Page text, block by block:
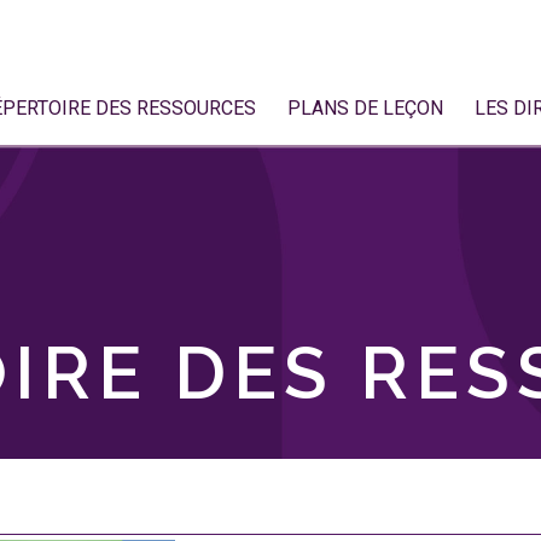
DES RESSOURCES PLANS DE LEÇON LES
DES